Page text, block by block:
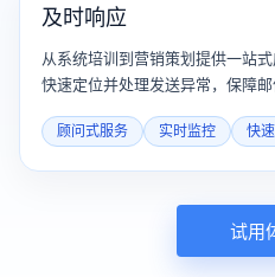
及时响应
从系统培训到营销策划提供一站
快速定位并处理发送异常，保障邮
顾问式服务 实时监控 快
试用